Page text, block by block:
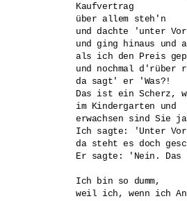
Kaufvertrag
über allem steh'n
und dachte 'unter
und ging hinaus und
als ich den Preis
und nochmal
da sagt' er 'Was?!
Das ist ein
im Kindergarten und
erwachsen sind Sie
Ich sagte: 'Unter
da steht es doch
Er sagte: 'Nein.
Ich bin so dumm,
weil ich, wenn ich